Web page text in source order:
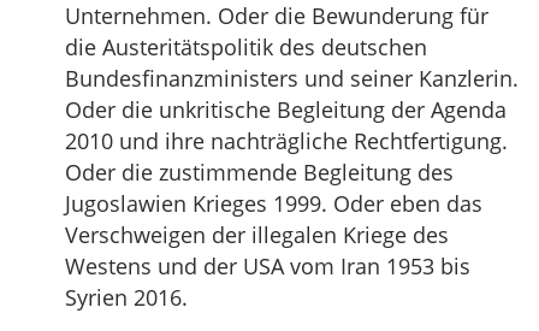
Unternehmen. Oder die Bewunderung für
die Austeritätspolitik des deutschen
Bundesfinanzministers und seiner Kanzlerin.
Oder die unkritische Begleitung der Agenda
2010 und ihre nachträgliche Rechtfertigung.
Oder die zustimmende Begleitung des
Jugoslawien Krieges 1999. Oder eben das
Verschweigen der illegalen Kriege des
Westens und der USA vom Iran 1953 bis
Syrien 2016.